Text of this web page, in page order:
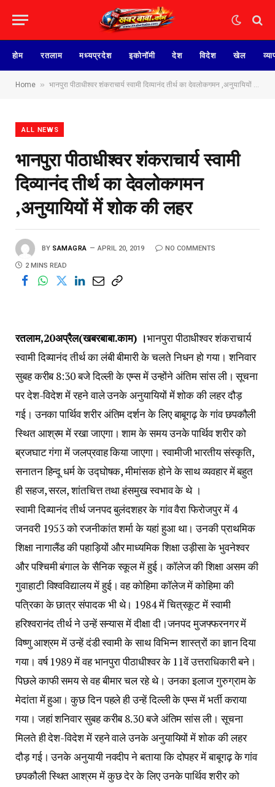
होम रतलाम मध्यप्रदेश इकोनॉमी देश विदेश खेल
Home » भानपुरा पीठाधीश्वर शंकराचार्य स्वामी दिव्यानंद तीर्थ का देवलोकगमन ,अनुयायियों में शोक की लहर
ALL NEWS
भानपुरा पीठाधीश्वर शंकराचार्य स्वामी
दिव्यानंद तीर्थ का देवलोकगमन
,अनुयायियों में शोक की लहर
BY SAMAGRA APRIL 20, 2019 NO COMMENTS
2 MINS READ
रतलाम,20अप्रैल(खबरबाबा.काम) ।भानपुरा पीठाधीश्वर शंकराचार्य
स्वामी दिव्यानंद तीर्थ का लंबी बीमारी के चलते निधन हो गया। शनिवार
सुबह करीब 8:30 बजे दिल्ली के एम्स में उन्होंने अंतिम सांस ली। सूचना
पर देश-विदेश में रहने वाले उनके अनुयायियों में शोक की लहर दौड़
गई। उनका पार्थिव शरीर अंतिम दर्शन के लिए बाबूगढ़ के गांव छपकौली
स्थित आश्रम में रखा जाएगा। शाम के समय उनके पार्थिव शरीर को
ब्रजघाट गंगा में जलप्रवाह किया जाएगा। स्वामीजी भारतीय संस्कृति,
सनातन हिन्दू धर्म के उद्घोषक, मीमांसक होने के साथ व्यवहार में बहुत
ही सहज, सरल, शांतचित्त तथा हंसमुख स्वभाव के थे ।
स्वामी दिव्यानंद तीर्थ जनपद बुलंदशहर के गांव वैरा फिरोजपुर में 4
जनवरी 1953 को रजनीकांत शर्मा के यहां हुआ था। उनकी प्राथमिक
शिक्षा नागालैंड की पहाड़ियों और माध्यमिक शिक्षा उड़ीसा के भुवनेश्वर
और पश्चिमी बंगाल के सैनिक स्कूल में हुई। कॉलेज की शिक्षा असम की
गुवाहाटी विश्वविद्यालय में हुई। वह कोहिमा कॉलेज में कोहिमा की
पत्रिका के छात्र संपादक भी थे। 1984 में चित्रकूट में स्वामी
हरिश्वरानंद तीर्थ ने उन्हें सन्यास में दीक्षा दी।जनपद मुजफ्फरनगर में
विष्णु आश्रम में उन्हें दंडी स्वामी के साथ विभिन्न शास्त्रों का ज्ञान दिया
गया। वर्ष 1989 में वह भानपुरा पीठाधीश्वर के 11वें उत्तराधिकारी बने।
पिछले काफी समय से वह बीमार चल रहे थे। उनका इलाज गुरुग्राम के
मेदांता में हुआ। कुछ दिन पहले ही उन्हें दिल्ली के एम्स में भर्ती कराया
गया। जहां शनिवार सुबह करीब 8.30 बजे अंतिम सांस ली। सूचना
मिलते ही देश-विदेश में रहने वाले उनके अनुयायियों में शोक की लहर
दौड़ गई। उनके अनुयायी नवदीप ने बताया कि दोपहर में बाबूगढ़ के गांव
छपकौली स्थित आश्रम में कुछ देर के लिए उनके पार्थिव शरीर को